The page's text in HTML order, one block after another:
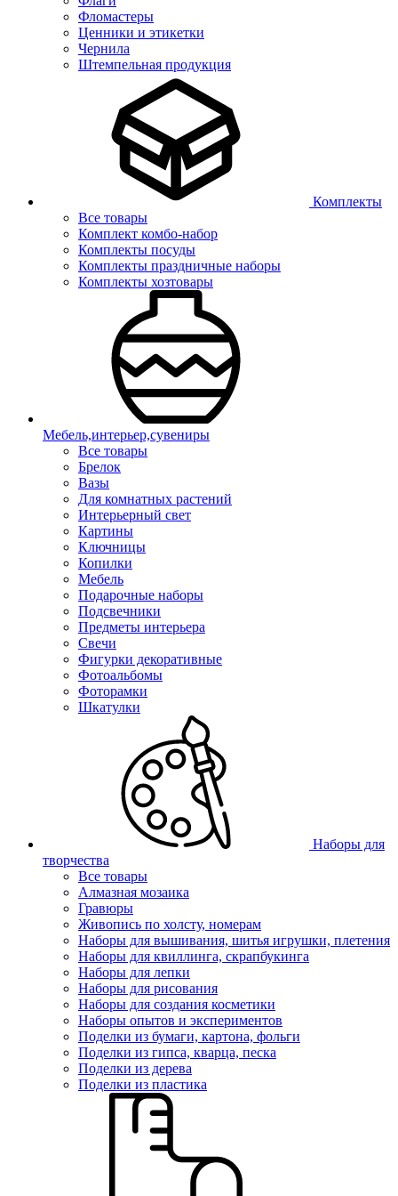
Фломастеры
Ценники и этикетки
Чернила
Штемпельная продукция
Комплекты
Все товары
Комплект комбо-набор
Комплекты посуды
Комплекты праздничные наборы
Комплекты хозтовары
Мебель,интерьер,сувениры
Все товары
Брелок
Вазы
Для комнатных растений
Интерьерный свет
Картины
Ключницы
Копилки
Мебель
Подарочные наборы
Подсвечники
Предметы интерьера
Свечи
Фигурки декоративные
Фотоальбомы
Фоторамки
Шкатулки
Наборы для
творчества
Все товары
Алмазная мозаика
Гравюры
Живопись по холсту, номерам
Наборы для вышивания, шитья игрушки, плетения
Наборы для квиллинга, скрапбукинга
Наборы для лепки
Наборы для рисования
Наборы для создания косметики
Наборы опытов и экспериментов
Поделки из бумаги, картона, фольги
Поделки из гипса, кварца, песка
Поделки из дерева
Поделки из пластика